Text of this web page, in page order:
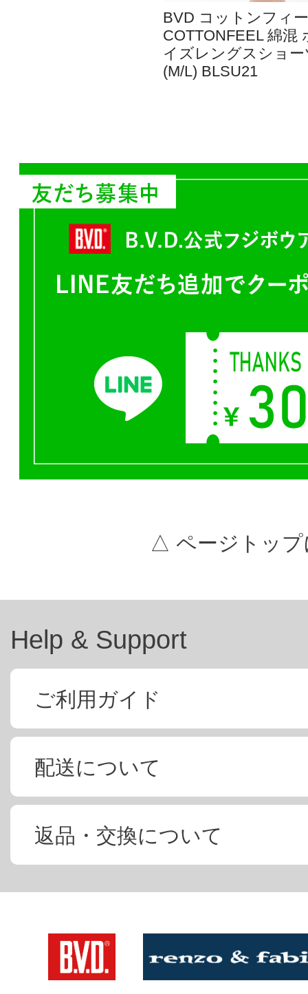
BVD コットンフィ
COTTONFEEL 綿混
イズレングスショー
(M/L) BLSU21
△ ページトップ
Help & Support
ご利用ガイド
配送について
返品・交換について